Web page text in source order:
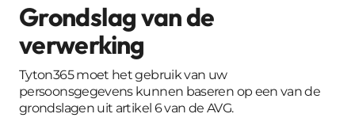
Grondslag van de
verwerking
Tyton365 moet het gebruik van uw
persoonsgegevens kunnen baseren op een van de
grondslagen uit artikel 6 van de AVG.